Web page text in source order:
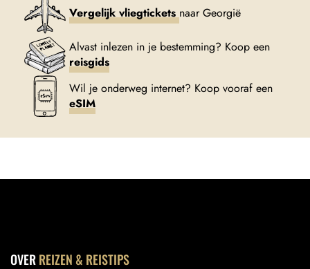
Vergelijk vliegtickets naar Georgië
Alvast inlezen in je bestemming? Koop een
reisgids
Wil je onderweg internet? Koop vooraf een
eSIM
OVERREIZEN & REISTIPS